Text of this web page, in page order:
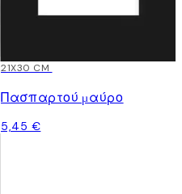
21X30 CM
Πασπαρτού μαύρο
5,45 €